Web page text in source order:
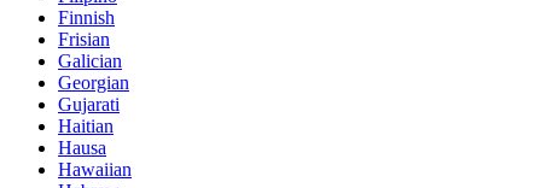
Finnish
Frisian
Galician
Georgian
Gujarati
Haitian
Hausa
Hawaiian